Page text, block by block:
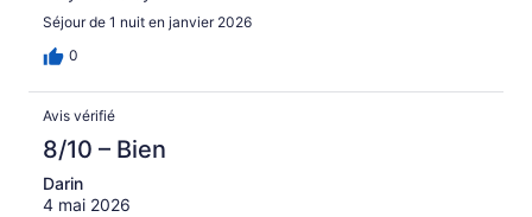
Séjour de 1 nuit en janvier 2026
0
Avis vérifié
8/10 – Bien
Darin
4 mai 2026